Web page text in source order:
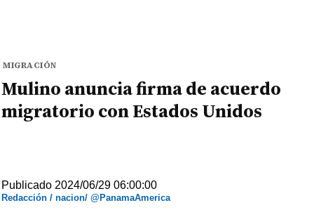
MIGRACIÓN
Mulino anuncia firma de acuerdo
migratorio con Estados Unidos
Publicado 2024/06/29 06:00:00
Redacción / nacion/ @PanamaAmerica